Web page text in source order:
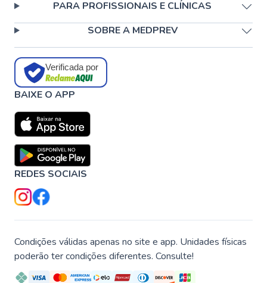
PARA PROFISSIONAIS E CLÍNICAS
SOBRE A MEDPREV
Verificada por
BAIXE O APP
REDES SOCIAIS
Condições válidas apenas no site e app. Unidades físicas
poderão ter condições diferentes. Consulte!